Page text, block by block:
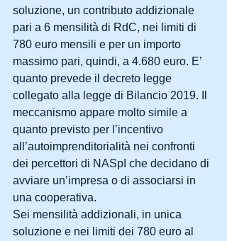
soluzione, un contributo addizionale
pari a 6 mensilità di RdC, nei limiti di
780 euro mensili e per un importo
massimo pari, quindi, a 4.680 euro. E’
quanto prevede il decreto legge
collegato alla legge di Bilancio 2019. Il
meccanismo appare molto simile a
quanto previsto per l’incentivo
all’autoimprenditorialità nei confronti
dei percettori di NASpI che decidano di
avviare un’impresa o di associarsi in
una cooperativa.
Sei mensilità addizionali, in unica
soluzione e nei limiti dei 780 euro al